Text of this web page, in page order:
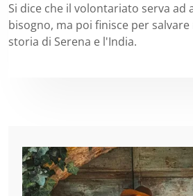
Si dice che il volontariato serva ad
bisogno, ma poi finisce per salvare
storia di Serena e l'India.